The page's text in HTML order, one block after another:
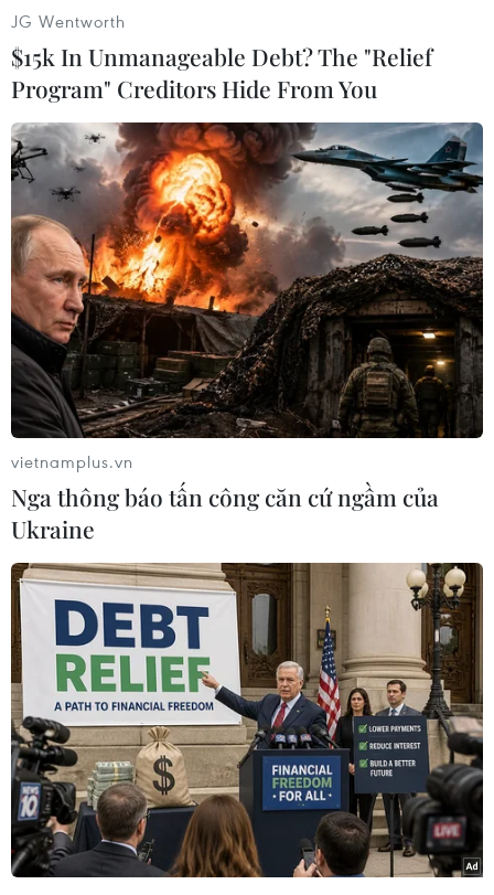
JG Wentworth
$15k In Unmanageable Debt? The "Relief
Program" Creditors Hide From You
vietnamplus.vn
Nga thông báo tấn công căn cứ ngầm của
Ukraine